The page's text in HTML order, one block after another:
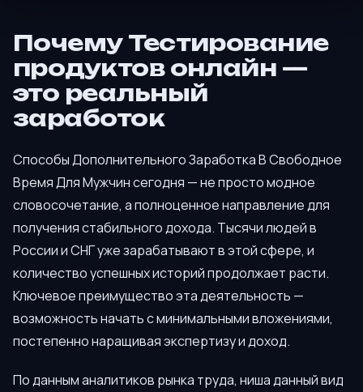
Почему Тестирование
продуктов онлайн —
это реальный
заработок
Способы Дополнительного Заработка В Свободное
Время Для Мужчин сегодня — не просто модное
словосочетание, а полноценное направление для
получения стабильного дохода. Тысячи людей в
России и СНГ уже зарабатывают в этой сфере, и
количество успешных историй продолжает расти.
Ключевое преимущество эта деятельность —
возможность начать с минимальными вложениями,
постепенно наращивая экспертизу и доход.
По данным аналитиков рынка труда, ниша данный вид